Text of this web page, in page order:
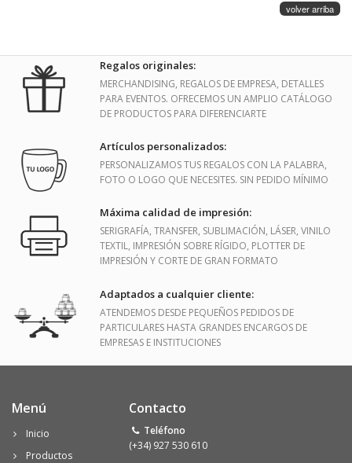
volver arriba
Regalos originales:
MERCHANDISING, REGALOS DE EMPRESA, DETALLES
PARA EVENTOS. OFRECEMOS UN AMPLIO CATÁLOGO
DE PRODUCTOS PARA DIFERENCIARTE
Artículos personalizados:
PERSONALIZAMOS TUS REGALOS CON LA PALABRA,
FOTO O LOGO QUE NECESITES. SIN PEDIDO MÍNIMO
Máxima calidad de impresión:
SERIGRAFÍA, TRANSFER, SUBLIMACIÓN, LÁSER, VINILO
TEXTIL, IMPRESIÓN SOBRE RÍGIDO, PLOTTER DE
IMPRESIÓN Y CORTE DE GRAN FORMATO
Adaptados a cualquier cliente:
ATENDEMOS DESDE PEQUEÑOS PEDIDOS DE
PARTICULARES HASTA GRANDES ENCARGOS DE
EMPRESAS E INSTITUCIONES
Menú
Inicio
Productos
Contacto
Teléfono
(+34) 927 530 610